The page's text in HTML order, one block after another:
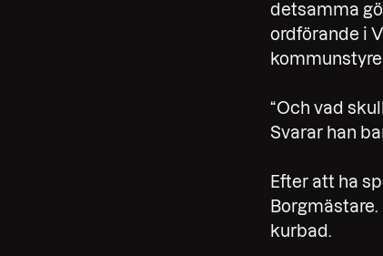
detsamma
ordförande i
“Och vad
Svarar han
Efter att ha
kurbad.